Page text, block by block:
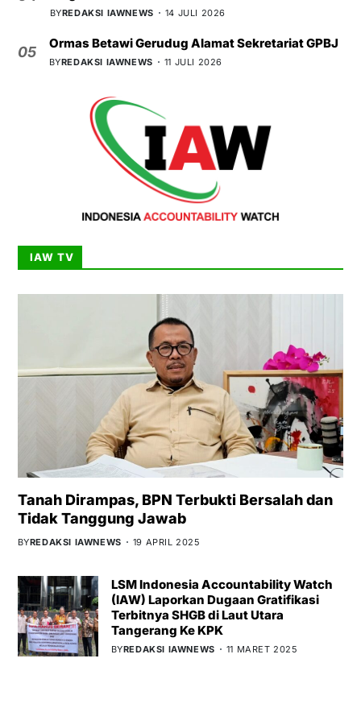
BYREDAKSI IAWNEWS 14 JULI 2026
05
Ormas Betawi Gerudug Alamat Sekretariat GPBJ
BYREDAKSI IAWNEWS 11 JULI 2026
IAW TV
Tanah Dirampas, BPN Terbukti Bersalah dan
Tidak Tanggung Jawab
BYREDAKSI IAWNEWS 19 APRIL 2025
LSM Indonesia Accountability Watch
(IAW) Laporkan Dugaan Gratifikasi
Terbitnya SHGB di Laut Utara
Tangerang Ke KPK
BYREDAKSI IAWNEWS 11 MARET 2025